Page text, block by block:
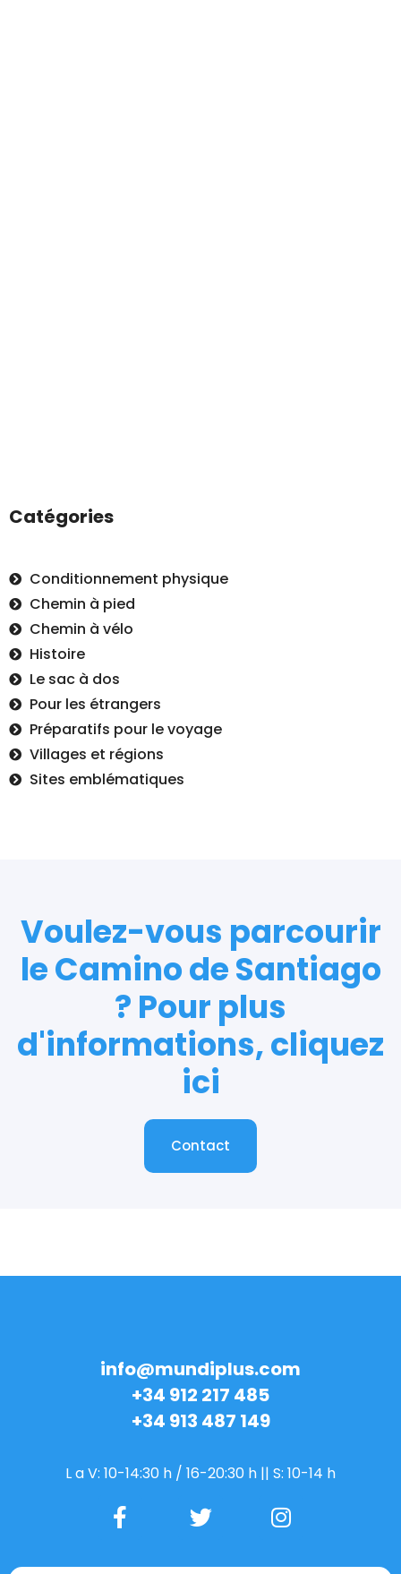
Catégories
Conditionnement physique
Chemin à pied
Chemin à vélo
Histoire
Le sac à dos
Pour les étrangers
Préparatifs pour le voyage
Villages et régions
Sites emblématiques
Voulez-vous parcourir
le Camino de Santiago
? Pour plus
d'informations, cliquez
ici
Contact
info@mundiplus.com
+34 912 217 485
+34 913 487 149
L a V: 10-14:30 h / 16-20:30 h || S: 10-14 h